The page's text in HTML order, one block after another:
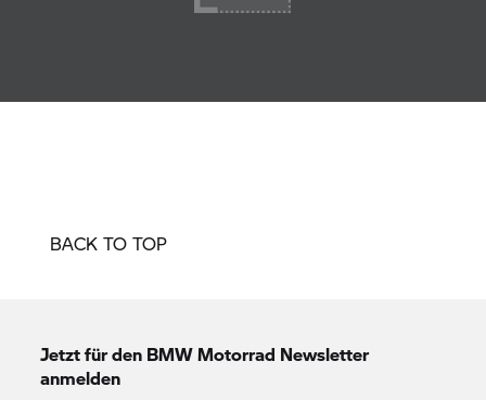
BACK TO TOP
Jetzt für den BMW Motorrad Newsletter
anmelden